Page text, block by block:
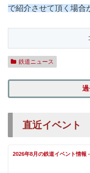
で紹介させて頂く場合
鉄道ニュース
直近イベント
2026年8月の鉄道イベント情報